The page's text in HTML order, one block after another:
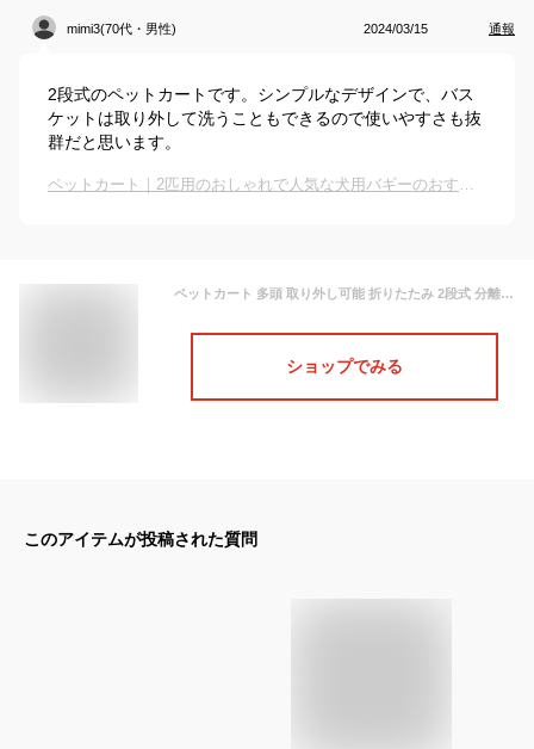
mimi3(70代・男性) 2024/03/15 通報
2段式のペットカートです。シンプルなデザインで、バス
ケットは取り外して洗うこともできるので使いやすさも抜
群だと思います。
ペットカート｜2匹用のおしゃれで人気な犬用バギーのおすすめは？
ペットカート 多頭 取り外し可能 折りたたみ 2段式 分離式 2way コンパクト 収納 メッシュ 軽量 小型犬 中型犬 ストッパー付き 4輪 組立簡単 介護用 バスケット ドッグカートバギー 犬猫兼用【ベージュ+グレー】 (ピンク+グレー)
ショップでみる
このアイテムが投稿された質問